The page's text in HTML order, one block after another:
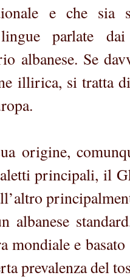
e che sia
parlate
albanese. Se
illirica, si tratta
origine,
principali, il
albanese
mondiale e
prevalenza del